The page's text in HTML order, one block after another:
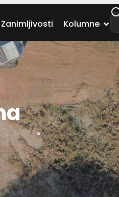
Zanimljivosti Kolumne